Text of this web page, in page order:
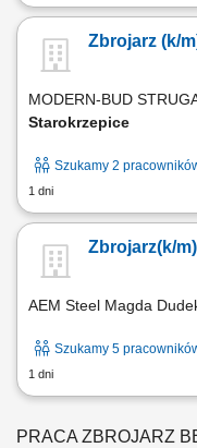
Zbrojarz (k/
MODERN-BUD
Starokrzepice
Szukamy 2
1 dni
Zbrojarz(k/m)
AEM Steel Magda
Szukamy 5
1 dni
PRACA ZBROJARZ